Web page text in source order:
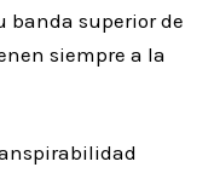
banda superior de
siempre a la